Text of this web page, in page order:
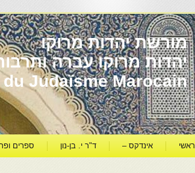
מורשת יהדות מרוקו
Judaïsme Marocain
ראשי אינדקס – ד"ר י. בן-נון ספרים